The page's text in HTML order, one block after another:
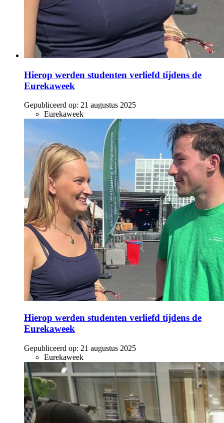
Hierop werden studenten verliefd tijdens de
Eurekaweek
Gepubliceerd op: 21 augustus 2025
Eurekaweek
Hierop werden studenten verliefd tijdens de
Eurekaweek
Gepubliceerd op: 21 augustus 2025
Eurekaweek